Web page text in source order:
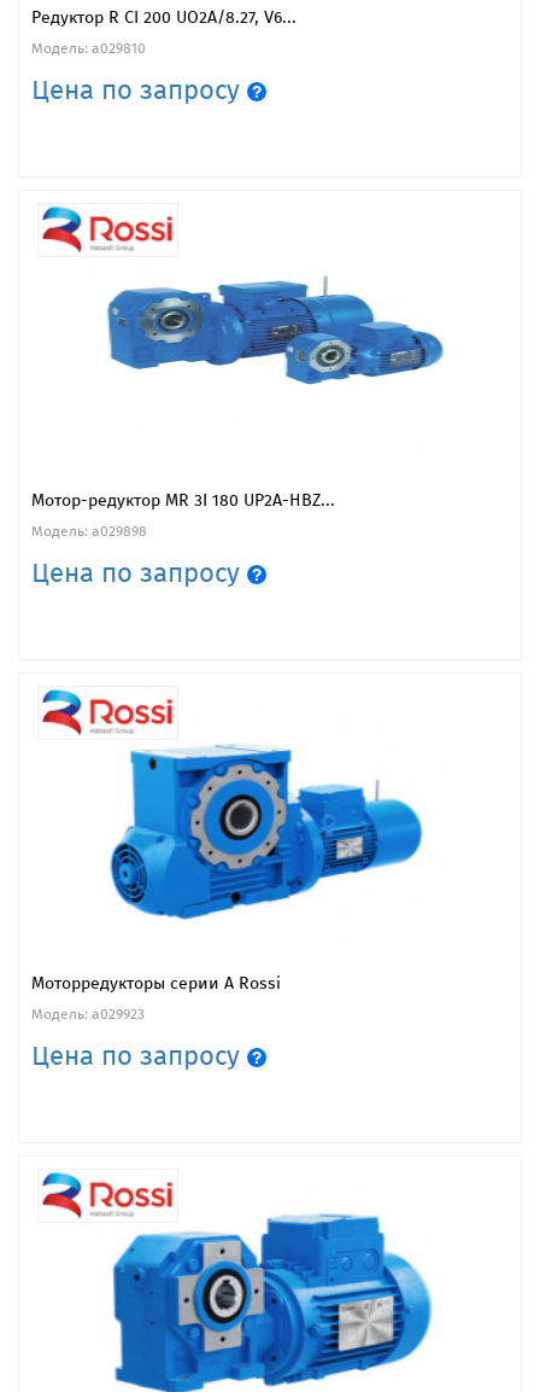
Редуктор R CI 200 UO2A/8.27, V6...
Модель: a029810
Цена по запросу
Мотор-редуктор MR 3I 180 UP2A-HBZ...
Модель: a029898
Цена по запросу
Моторредукторы серии A Rossi
Модель: a029923
Цена по запросу